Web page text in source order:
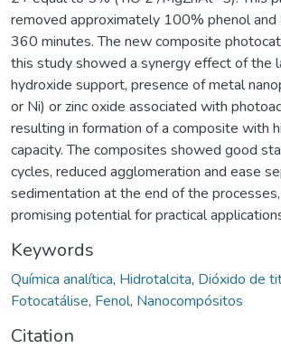
removed approximately 100% phenol
360 minutes. The new composite
this study showed a synergy effect of the
hydroxide support, presence of metal
or Ni) or zinc oxide associated with
resulting in formation of a composite with
capacity. The composites showed good
cycles, reduced agglomeration and ease
sedimentation at the end of the
promising potential for practical
Keywords
Química analítica, Hidrotalcita, Dióxido de
Fotocatálise, Fenol, Nanocompósitos
Citation